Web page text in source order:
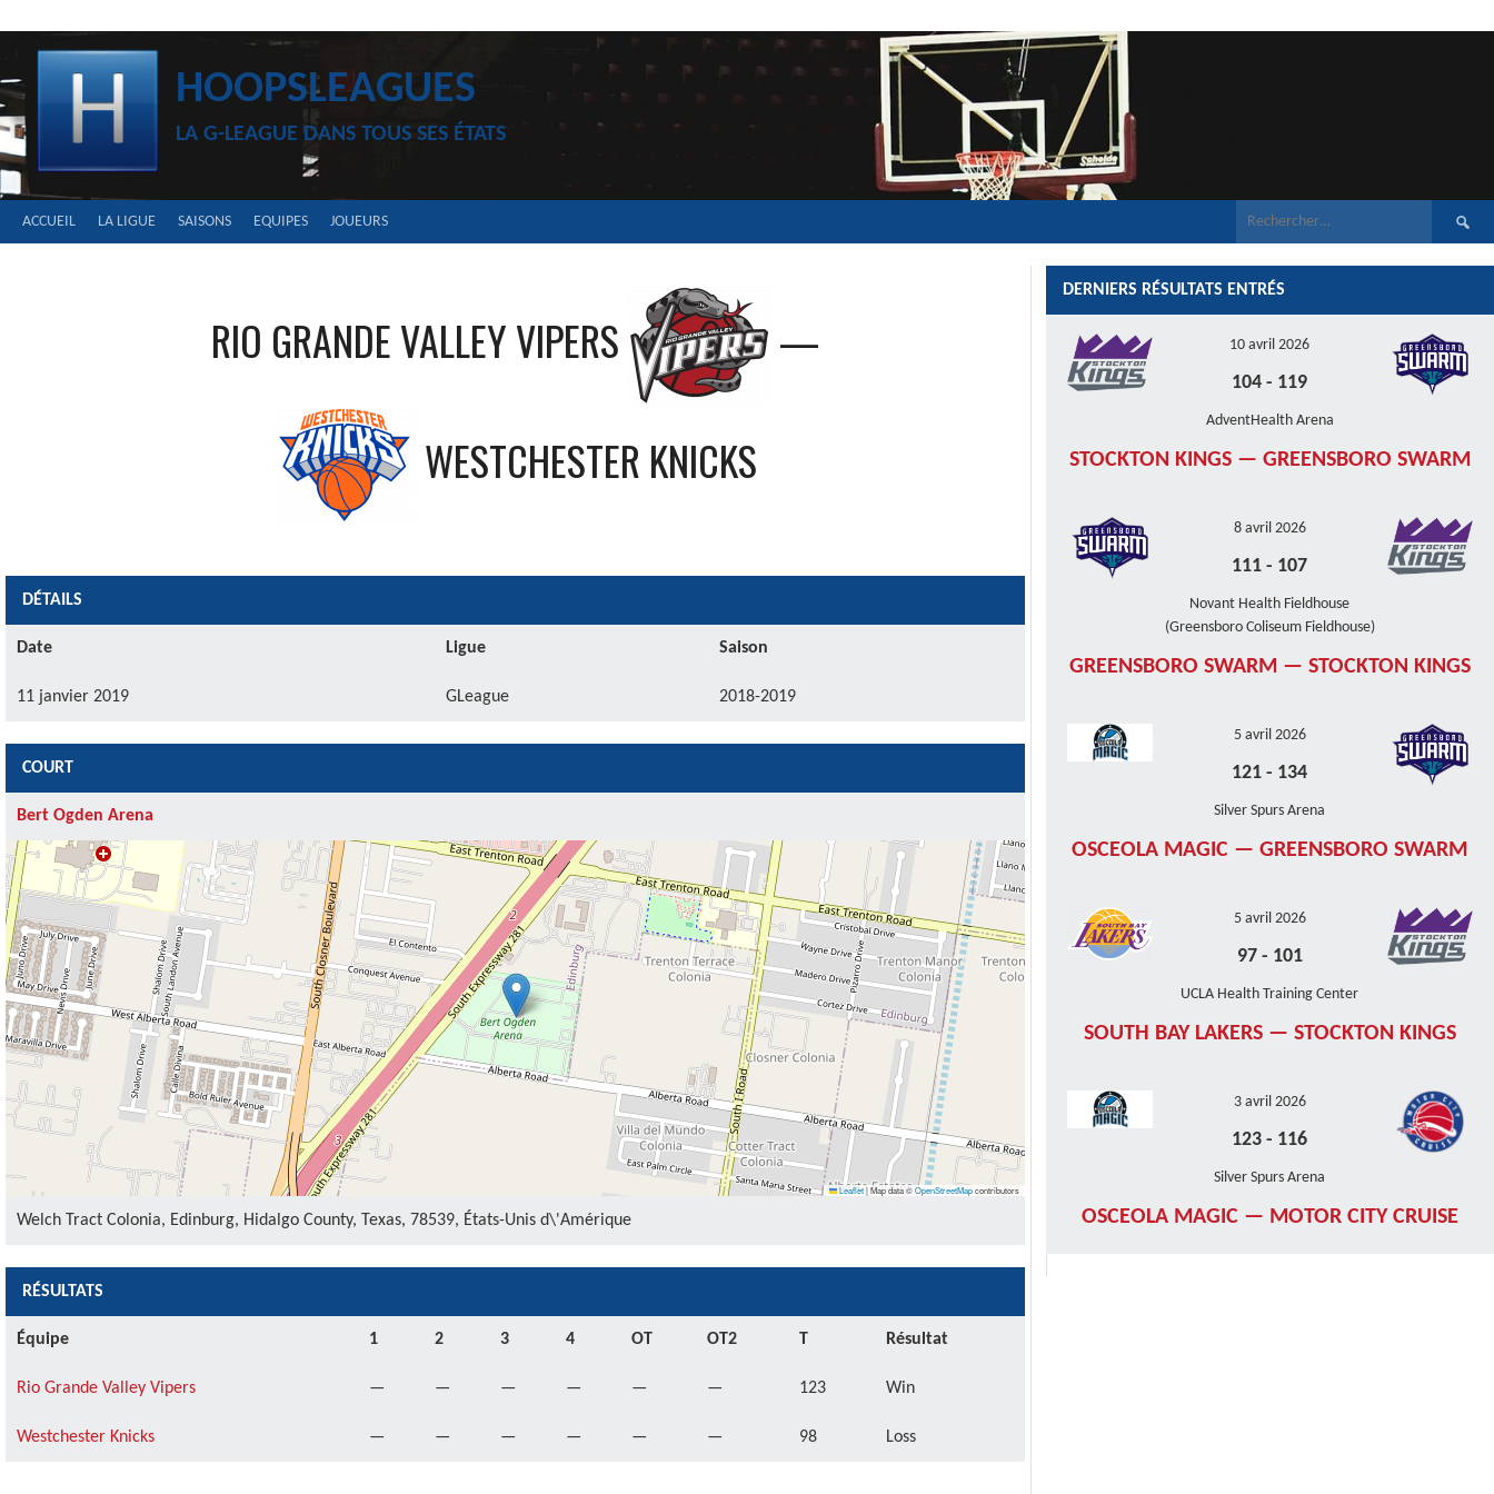
HOOPSLEAGUES
LA G-LEAGUE DANS TOUS SES ÉTATS
ACCUEIL LA LIGUE SAISONS EQUIPES JOUEURS
RIO GRANDE VALLEY VIPERS —
WESTCHESTER KNICKS
DÉTAILS
Date Ligue Saison
11 janvier 2019 GLeague 2018-2019
COURT
Bert Ogden Arena
Leaflet|Map data ©OpenStreetMapcontributors
Welch Tract Colonia, Edinburg, Hidalgo County, Texas, 78539, États-Unis d\'Amérique
RÉSULTATS
Équipe 1 2 3 4 OT OT2 T Résultat
Rio Grande Valley Vipers — — — — — — 123 Win
Westchester Knicks — — — — — — 98 Loss
DERNIERS RÉSULTATS ENTRÉS
10 avril 2026
104 - 119
AdventHealth Arena
STOCKTON KINGS — GREENSBORO SWARM
8 avril 2026
111 - 107
Novant Health Fieldhouse
(Greensboro Coliseum Fieldhouse)
GREENSBORO SWARM — STOCKTON KINGS
5 avril 2026
121 - 134
Silver Spurs Arena
OSCEOLA MAGIC — GREENSBORO SWARM
5 avril 2026
97- 101
UCLA Health Training Center
SOUTH BAY LAKERS — STOCKTON KINGS
3 avril 2026
123 - 116
Silver Spurs Arena
OSCEOLA MAGIC — MOTOR CITY CRUISE